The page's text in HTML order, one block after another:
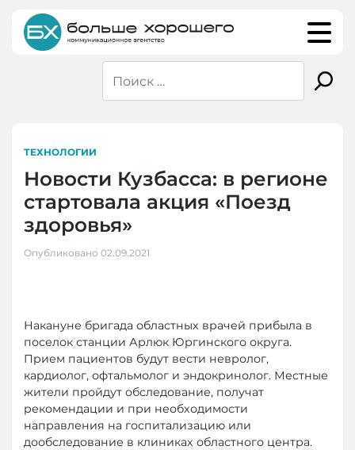
content
ТЕХНОЛОГИИ
Новости Кузбасса: в регионе
стартовала акция «Поезд
здоровья»
Опубликовано 02.09.2021
Накануне бригада областных врачей прибыла в
поселок станции Арлюк Юргинского округа.
Прием пациентов будут вести невролог,
кардиолог, офтальмолог и эндокринолог. Местные
жители пройдут обследование, получат
рекомендации и при необходимости
направления на госпитализацию или
дообследование в клиниках областного центра.